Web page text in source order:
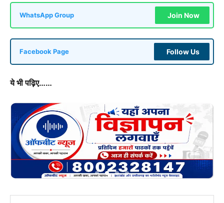
WhatsApp Group Join Now
Facebook Page Follow Us
ये भी पढ़िए……